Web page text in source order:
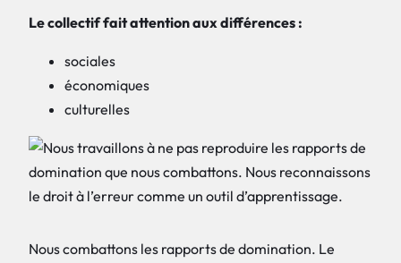
Le collectif fait attention aux différences :
sociales
économiques
culturelles
Nous combattons les rapports de domination. Le